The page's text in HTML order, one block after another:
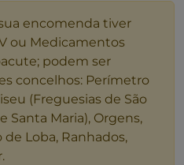
encomenda tiver
ou Medicamentos
podem ser
concelhos: Perímetro
(Freguesias de São
Santa Maria), Orgens,
de Loba, Ranhados,